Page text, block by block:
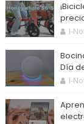
I-
Día
I-